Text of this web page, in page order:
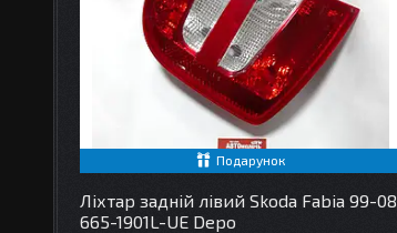
Подарунок
Ліхтар задній лівий Skoda Fabia 99-08
665-1901L-UE Depo